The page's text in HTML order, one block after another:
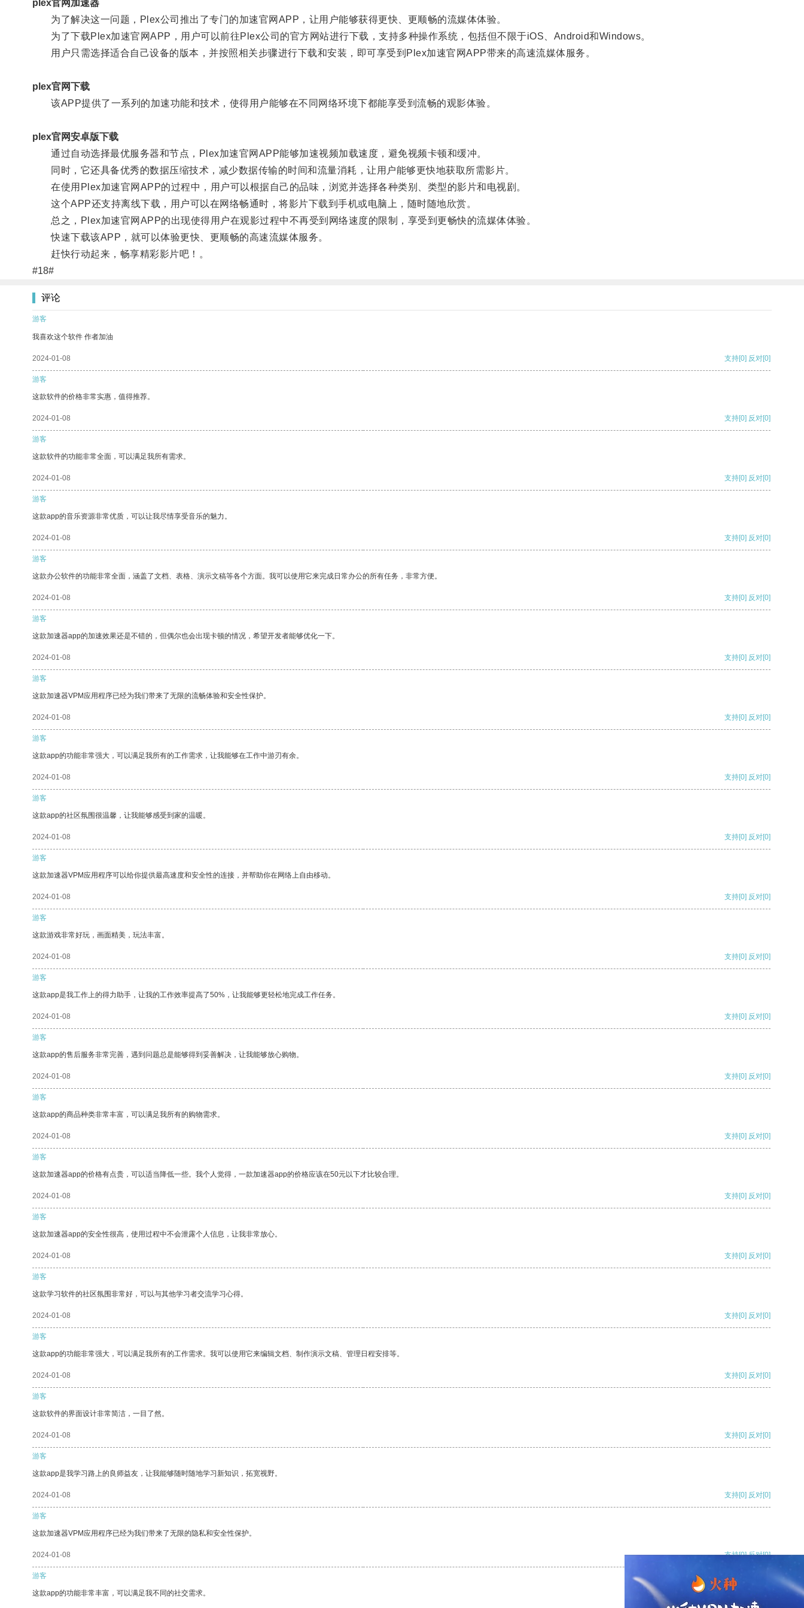
plex官网加速器
为了解决这一问题，Plex公司推出了专门的加速官网APP，让用户能够获得更快、更顺畅的流媒体体验。
为了下载Plex加速官网APP，用户可以前往Plex公司的官方网站进行下载，支持多种操作系统，包括但不限于iOS、Android和Windows。
用户只需选择适合自己设备的版本，并按照相关步骤进行下载和安装，即可享受到Plex加速官网APP带来的高速流媒体服务。
plex官网下载
该APP提供了一系列的加速功能和技术，使得用户能够在不同网络环境下都能享受到流畅的观影体验。
plex官网安卓版下载
通过自动选择最优服务器和节点，Plex加速官网APP能够加速视频加载速度，避免视频卡顿和缓冲。
同时，它还具备优秀的数据压缩技术，减少数据传输的时间和流量消耗，让用户能够更快地获取所需影片。
在使用Plex加速官网APP的过程中，用户可以根据自己的品味，浏览并选择各种类别、类型的影片和电视剧。
这个APP还支持离线下载，用户可以在网络畅通时，将影片下载到手机或电脑上，随时随地欣赏。
总之，Plex加速官网APP的出现使得用户在观影过程中不再受到网络速度的限制，享受到更畅快的流媒体体验。
快速下载该APP，就可以体验更快、更顺畅的高速流媒体服务。
赶快行动起来，畅享精彩影片吧！。
#18#
评论
游客
我喜欢这个软件 作者加油
2024-01-08 支持[0] 反对[0]
游客
这款软件的价格非常实惠，值得推荐。
2024-01-08 支持[0] 反对[0]
游客
这款软件的功能非常全面，可以满足我所有需求。
2024-01-08 支持[0] 反对[0]
游客
这款app的音乐资源非常优质，可以让我尽情享受音乐的魅力。
2024-01-08 支持[0] 反对[0]
游客
这款办公软件的功能非常全面，涵盖了文档、表格、演示文稿等各个方面。我可以使用它来完成日常办公的所有任务，非常方便。
2024-01-08 支持[0] 反对[0]
游客
这款加速器app的加速效果还是不错的，但偶尔也会出现卡顿的情况，希望开发者能够优化一下。
2024-01-08 支持[0] 反对[0]
游客
这款加速器VPM应用程序已经为我们带来了无限的流畅体验和安全性保护。
2024-01-08 支持[0] 反对[0]
游客
这款app的功能非常强大，可以满足我所有的工作需求，让我能够在工作中游刃有余。
2024-01-08 支持[0] 反对[0]
游客
这款app的社区氛围很温馨，让我能够感受到家的温暖。
2024-01-08 支持[0] 反对[0]
游客
这款加速器VPM应用程序可以给你提供最高速度和安全性的连接，并帮助你在网络上自由移动。
2024-01-08 支持[0] 反对[0]
游客
这款游戏非常好玩，画面精美，玩法丰富。
2024-01-08 支持[0] 反对[0]
游客
这款app是我工作上的得力助手，让我的工作效率提高了50%，让我能够更轻松地完成工作任务。
2024-01-08 支持[0] 反对[0]
游客
这款app的售后服务非常完善，遇到问题总是能够得到妥善解决，让我能够放心购物。
2024-01-08 支持[0] 反对[0]
游客
这款app的商品种类非常丰富，可以满足我所有的购物需求。
2024-01-08 支持[0] 反对[0]
游客
这款加速器app的价格有点贵，可以适当降低一些。我个人觉得，一款加速器app的价格应该在50元以下才比较合理。
2024-01-08 支持[0] 反对[0]
游客
这款加速器app的安全性很高，使用过程中不会泄露个人信息，让我非常放心。
2024-01-08 支持[0] 反对[0]
游客
这款学习软件的社区氛围非常好，可以与其他学习者交流学习心得。
2024-01-08 支持[0] 反对[0]
游客
这款app的功能非常强大，可以满足我所有的工作需求。我可以使用它来编辑文档、制作演示文稿、管理日程安排等。
2024-01-08 支持[0] 反对[0]
游客
这款软件的界面设计非常简洁，一目了然。
2024-01-08 支持[0] 反对[0]
游客
这款app是我学习路上的良师益友，让我能够随时随地学习新知识，拓宽视野。
2024-01-08 支持[0] 反对[0]
游客
这款加速器VPM应用程序已经为我们带来了无限的隐私和安全性保护。
2024-01-08 支持[0] 反对[0]
游客
这款app的功能非常丰富，可以满足我不同的社交需求。